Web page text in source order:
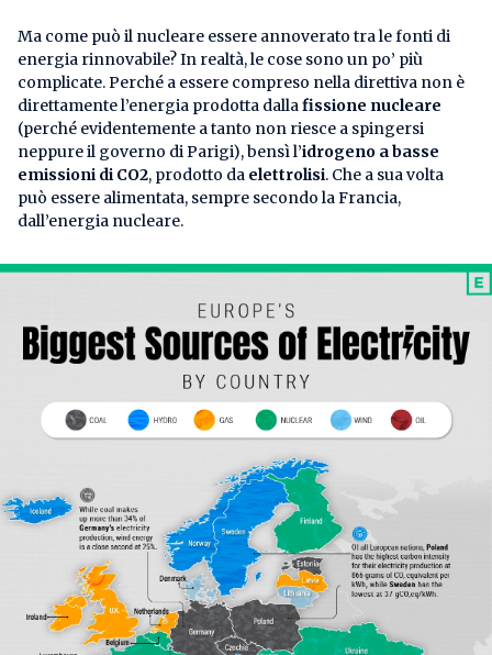
Ma come può il nucleare essere annoverato tra le fonti di
energia rinnovabile? In realtà, le cose sono un po’ più
complicate. Perché a essere compreso nella direttiva non è
direttamente l’energia prodotta dallafissione nucleare
(perché evidentemente a tanto non riesce a spingersi
neppure il governo di Parigi), bensì l’idrogeno a basse
emissioni di CO2, prodotto da elettrolisi. Che a sua volta
può essere alimentata, sempre secondo la Francia,
dall’energia nucleare.